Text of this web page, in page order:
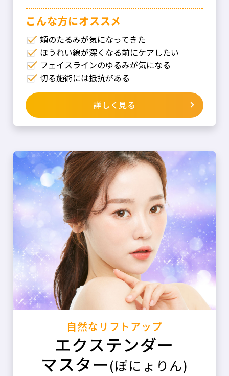
こんな⽅にオススメ
頬のたるみが気になってきた
ほうれい線が深くなる前にケアしたい
フェイスラインのゆるみが気になる
切る施術には抵抗がある
詳しく見る
自然なリフトアップ
エクステンダー
マスター(ぽにょりん)